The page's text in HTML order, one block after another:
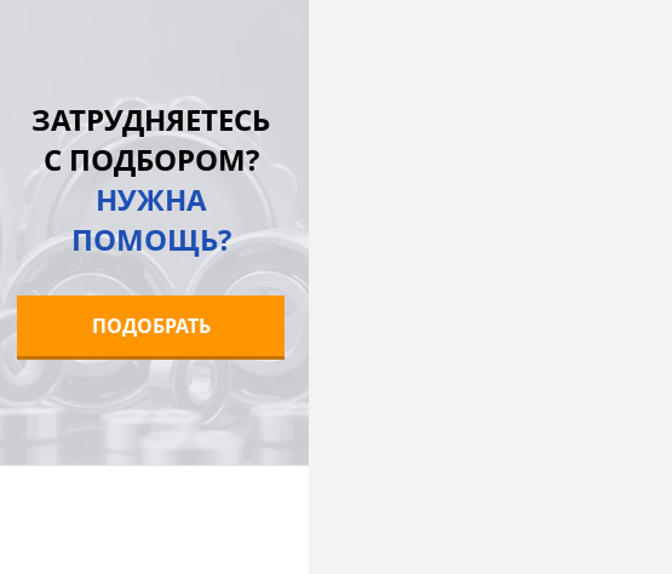
Купить в 1 клик
В избранное
В наличии
ЗАТРУДНЯЕТЕСЬ
С ПОДБОРОМ?
НУЖНА
ПОМОЩЬ?
ПОДОБРАТЬ